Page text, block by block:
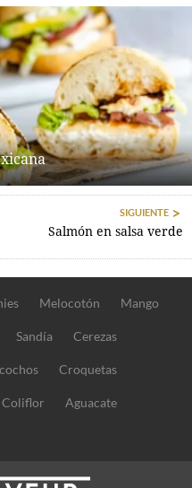
SIGUIENTE
Salmón en salsa verde
Melocotón Mango
Sandía Cerezas
Croquetas
Coliflor Aguacate